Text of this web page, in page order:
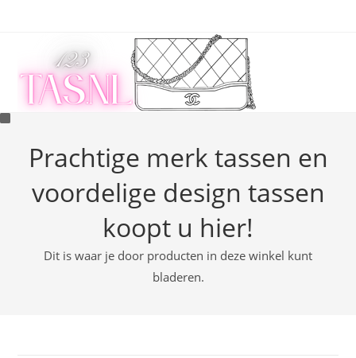
Prachtige merk tassen en
voordelige design tassen
koopt u hier!
Dit is waar je door producten in deze winkel kunt
bladeren.